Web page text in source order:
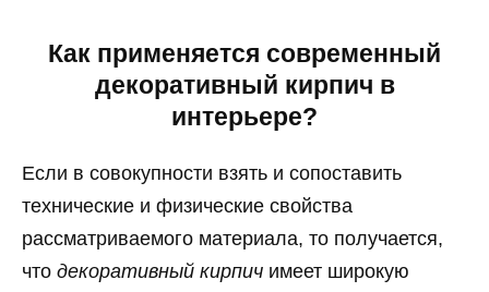
Как применяется современный
декоративный кирпич в
интерьере?
Если в совокупности взять и сопоставить
технические и физические свойства
рассматриваемого материала, то получается,
что декоративный кирпич имеет широкую